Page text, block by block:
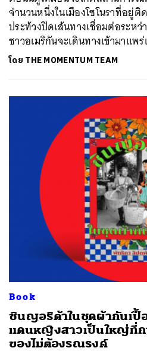
จำนวนหนึ่งในเมืองโซโนราที่อยู่
ประท้วงปิดเส้นทางเชื่อมต่อระหว่
ชาวอเมริกันจะเดินทางเข้ามาแพ
โดย THE MOMENTUM TEAM
Book
ซินญอริต้าในชุดผ้ากันเปื้
แดนหญิงสาวเป็นใหญ่ที่ก
ของไม่ต้องรณรงค์